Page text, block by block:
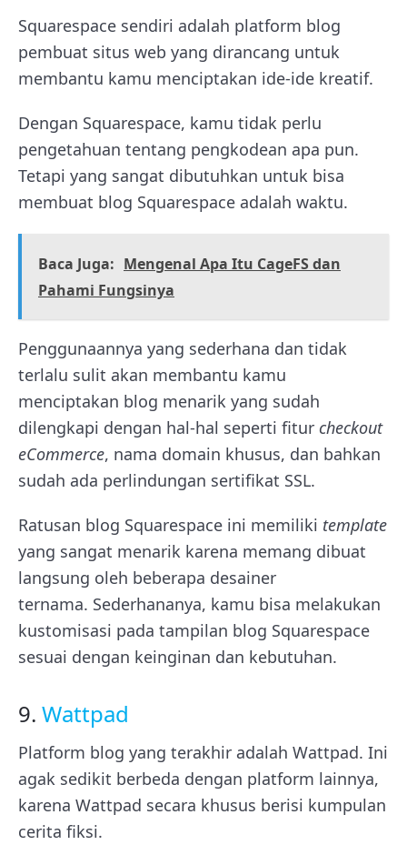
Squarespace sendiri adalah platform blog
pembuat situs web yang dirancang untuk
membantu kamu menciptakan ide-ide kreatif.
Dengan Squarespace, kamu tidak perlu
pengetahuan tentang pengkodean apa pun.
Tetapi yang sangat dibutuhkan untuk bisa
membuat blog Squarespace adalah waktu.
Baca Juga: Mengenal Apa Itu CageFS dan
Pahami Fungsinya
Penggunaannya yang sederhana dan tidak
terlalu sulit akan membantu kamu
menciptakan blog menarik yang sudah
dilengkapi dengan hal-hal seperti fitur checkout
eCommerce, nama domain khusus, dan bahkan
sudah ada perlindungan sertifikat SSL.
Ratusan blog Squarespace ini memiliki template
yang sangat menarik karena memang dibuat
langsung oleh beberapa desainer
ternama. Sederhananya, kamu bisa melakukan
kustomisasi pada tampilan blog Squarespace
sesuai dengan keinginan dan kebutuhan.
9. Wattpad
Platform blog yang terakhir adalah Wattpad. Ini
agak sedikit berbeda dengan platform lainnya,
karena Wattpad secara khusus berisi kumpulan
cerita fiksi.